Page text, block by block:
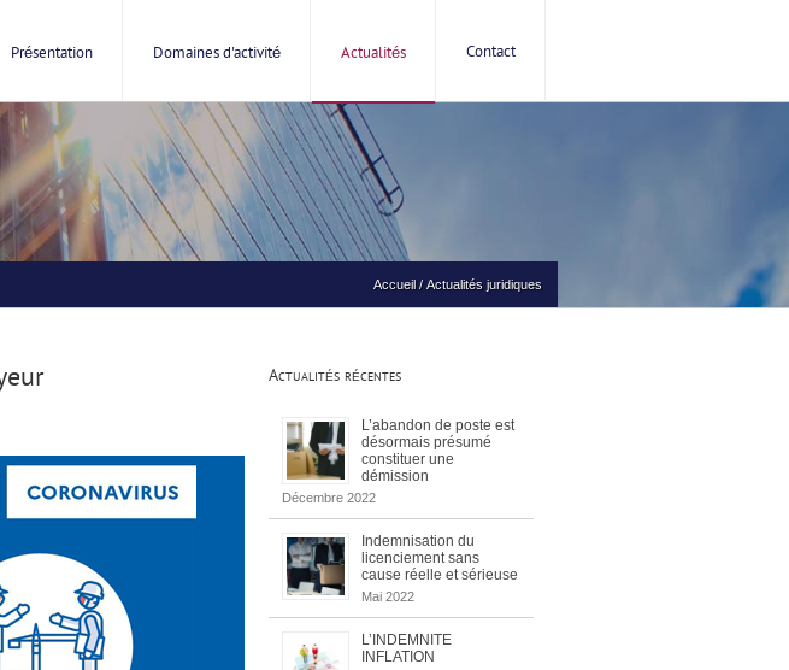
Présentation Domaines d'activité Actualités Contact
Accueil / Actualités juridiques
Actualités récentes
L’abandon de poste est
désormais présumé
constituer une
démission
Décembre 2022
Indemnisation du
licenciement sans
cause réelle et sérieuse
Mai 2022
L’INDEMNITE
INFLATION